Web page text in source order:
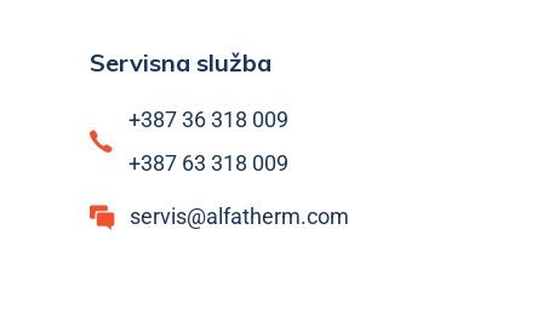
Servisna služba
+387 36 318 009
+387 63 318 009
servis@alfatherm.com